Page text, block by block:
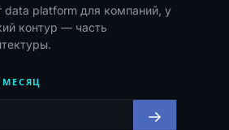
data platform для компаний, у
контур — часть